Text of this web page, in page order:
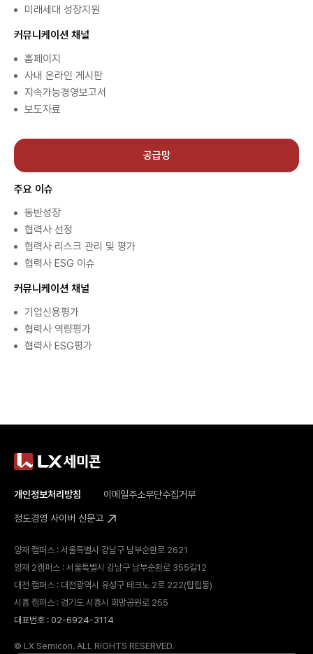
미래세대 성장지원
커뮤니케이션 채널
홈페이지
사내 온라인 게시판
지속가능경영보고서
보도자료
공급망
주요 이슈
동반성장
협력사 선정
협력사 리스크 관리 및 평가
협력사 ESG 이슈
커뮤니케이션 채널
기업신용평가
협력사 역량평가
협력사 ESG평가
개인정보처리방침 이메일주소무단수집거부
정도경영 사이버 신문고
양재 캠퍼스 : 서울특별시 강남구 남부순환로 2621
양재 2캠퍼스 : 서울특별시 강남구 남부순환로 355길12
대전 캠퍼스 : 대전광역시 유성구 테크노 2로 222(탑립동)
시흥 캠퍼스 : 경기도 시흥시 희망공원로 255
대표번호 : 02-6924-3114
© LX Semicon. ALL RIGHTS RESERVED.